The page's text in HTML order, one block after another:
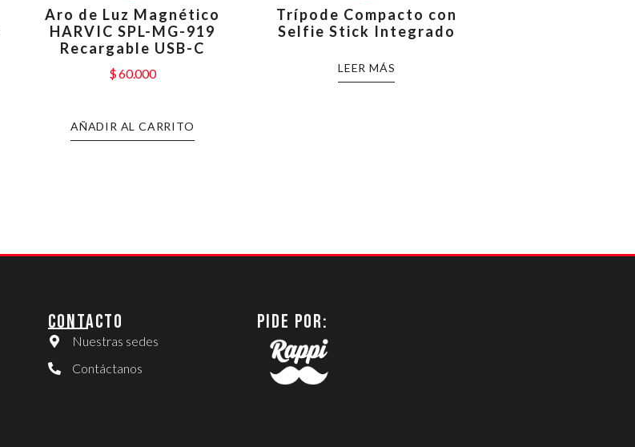
Aro de Luz Magnético
HARVIC SPL-MG-919
Recargable USB-C
$60.000
AÑADIR AL CARRITO
Trípode Compacto con
Selfie Stick Integrado
LEER MÁS
CONTACTO
Nuestras sedes
Contáctanos
PIDE POR: